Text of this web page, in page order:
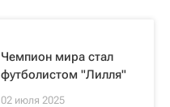
Чемпион мира стал
футболистом "Лилля"
02 июля 2025